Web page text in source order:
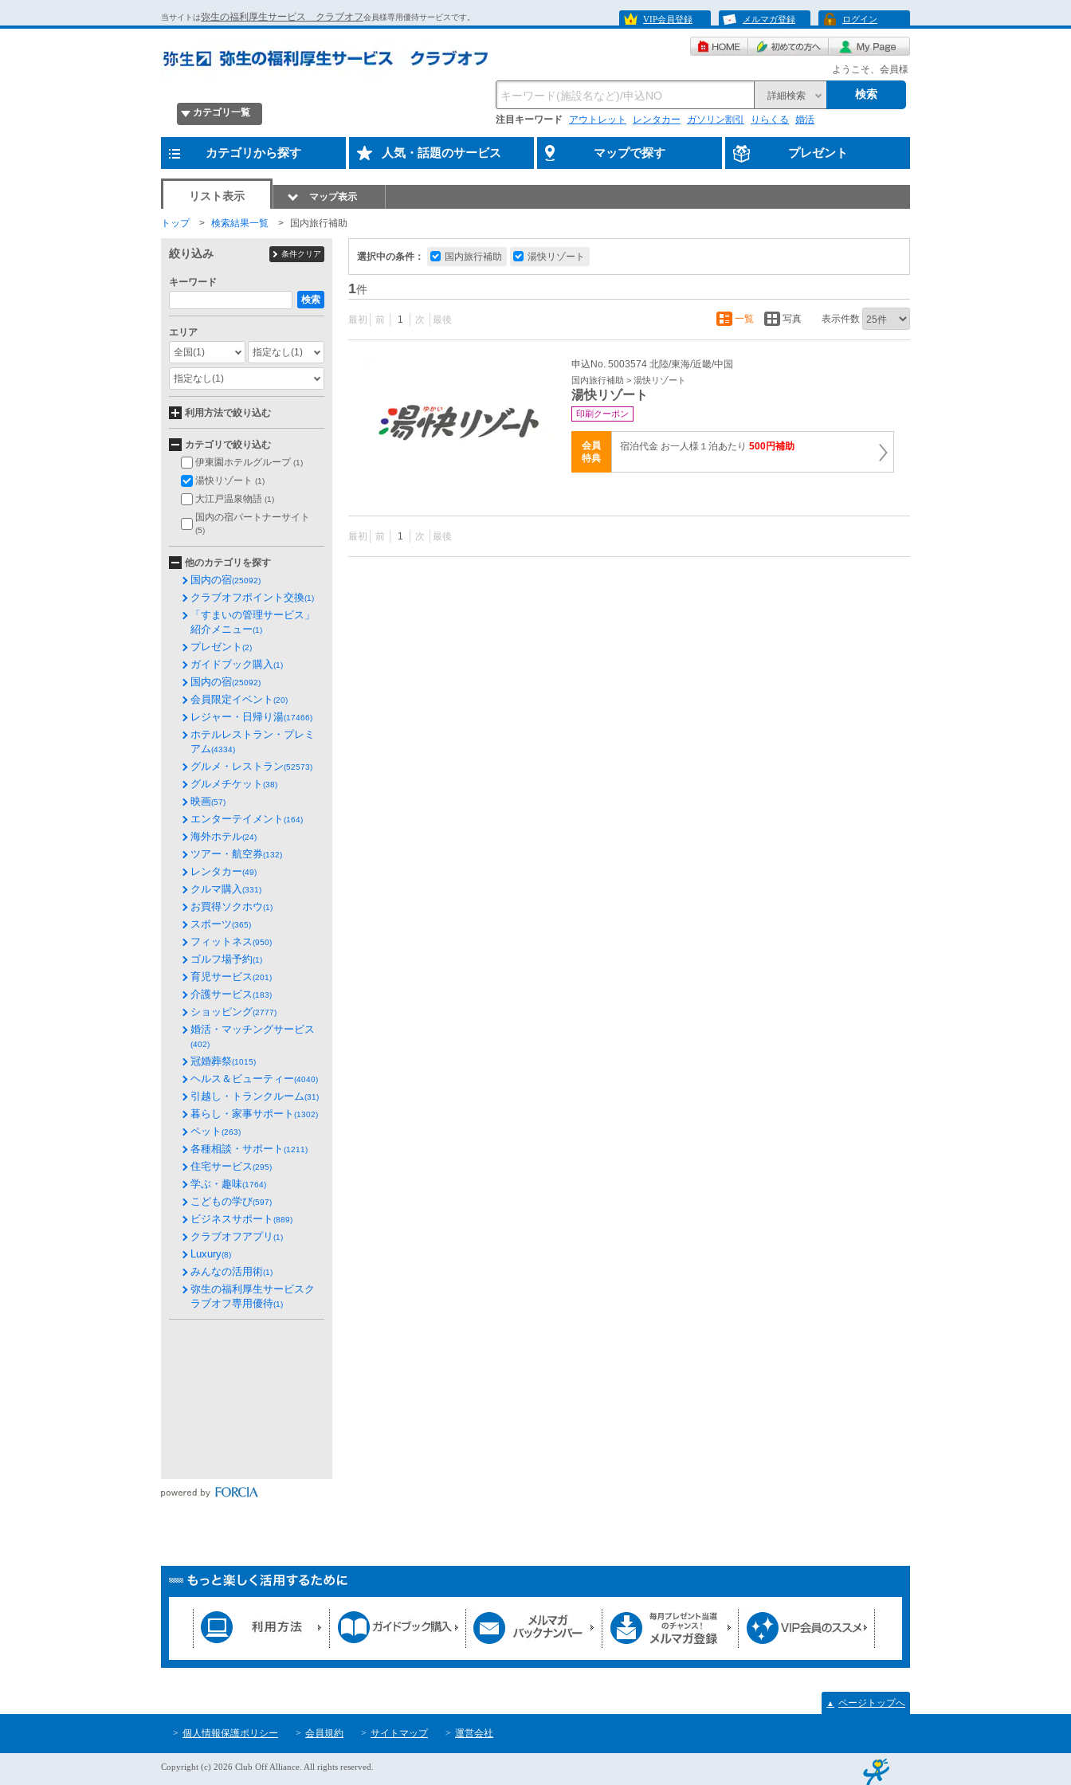
当サイトは弥生の福利厚生サービス クラブオフ会員様専用優待サービスです。 VIP会員登録 メルマガ登録 ログイン
ようこそ、会員様
カテゴリ一覧
詳細検索 検索
注目キーワード アウトレット レンタカー ガソリン割引 りらくる 婚活
カテゴリから探す 人気・話題のサービス マップで探す プレゼント
リスト表示 マップ表示
トップ 検索結果一覧 国内旅行補助
選択中の条件： 国内旅行補助 湯快リゾート
1件
最初 前 1 次 最後 一覧 写真 表示件数
申込No. 5003574 北陸/東海/近畿/中国
国内旅行補助 > 湯快リゾート
湯快リゾート
印刷クーポン
会員
特典
宿泊代金 お一人様１泊あたり 500円補助
最初 前 1 次 最後
絞り込み 条件クリア
キーワード
検索
エリア
全国(1) 指定なし(1)
指定なし(1)
利用方法で絞り込む
カテゴリで絞り込む
伊東園ホテルグループ(1)
湯快リゾート (1)
大江戸温泉物語 (1)
国内の宿パートナーサイト
(5)
他のカテゴリを探す
国内の宿(25092)
クラブオフポイント交換(1)
「すまいの管理サービス」
紹介メニュー(1)
プレゼント (2)
ガイドブック購入(1)
国内の宿(25092)
会員限定イベント (20)
レジャー・日帰り湯(17466)
ホテルレストラン・プレミ
アム(4334)
グルメ・レストラン(52573)
グルメチケット (38)
映画(57)
エンターテイメント (164)
海外ホテル(24)
ツアー・航空券(132)
レンタカー(49)
クルマ購入(331)
お買得ソクホウ(1)
スポーツ(365)
フィットネス(950)
ゴルフ場予約(1)
育児サービス(201)
介護サービス(183)
ショッピング(2777)
婚活・マッチングサービス
(402)
冠婚葬祭(1015)
ヘルス＆ビューティー(4040)
引越し・トランクルーム(31)
暮らし・家事サポート (1302)
ペット (263)
各種相談・サポート (1211)
住宅サービス(295)
学ぶ・趣味(1764)
こどもの学び(597)
ビジネスサポート (889)
クラブオフアプリ (1)
Luxury(8)
みんなの活用術(1)
弥生の福利厚生サービスク
ラブオフ専用優待(1)
▲ ページトップへ
個人情報保護ポリシー 会員規約 サイトマップ 運営会社
Copyright (c) 2026 Club Off Alliance. All rights reserved.